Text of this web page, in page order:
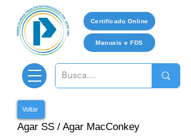
Certificado Online
Manuais e FDS
Voltar
Agar SS / Agar MacConkey